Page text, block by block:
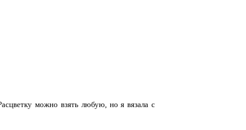
можно взять любую, но я вязала с